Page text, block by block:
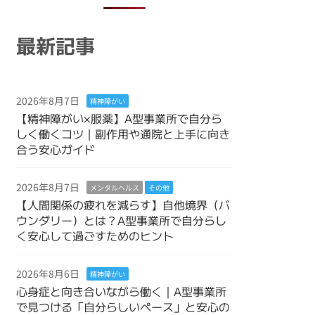
最新記事
2026年8月7日 精神障がい
【精神障がい×服薬】A型事業所で自分ら
しく働くコツ｜副作用や通院と上手に向き
合う安心ガイド
2026年8月7日 メンタルヘルス その他
【人間関係の疲れを減らす】自他境界（バ
ウンダリー）とは？A型事業所で自分らし
く安心して過ごすためのヒント
2026年8月6日 精神障がい
心身症と向き合いながら働く｜A型事業所
で見つける「自分らしいペース」と安心の